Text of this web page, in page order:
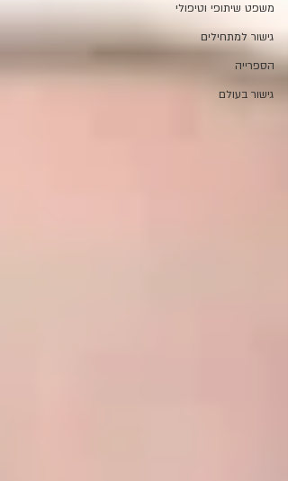
משפט שיתופי וטיפולי
גישור למתחילים
הספרייה
גישור בעולם